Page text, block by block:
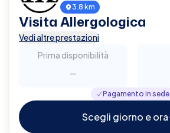
3.8 km
Visita Allergologica
Vedi altre prestazioni
Prima disponibilità
-
Pagamento in sede
Scegli giorno e ora